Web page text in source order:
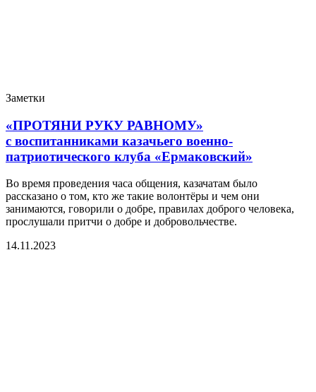
Заметки
«ПРОТЯНИ РУКУ РАВНОМУ»
с воспитанниками казачьего военно-
патриотического клуба «Ермаковский»
Во время проведения часа общения, казачатам было
рассказано о том, кто же такие волонтёры и чем они
занимаются, говорили о добре, правилах доброго человека,
прослушали притчи о добре и добровольчестве.
14.11.2023